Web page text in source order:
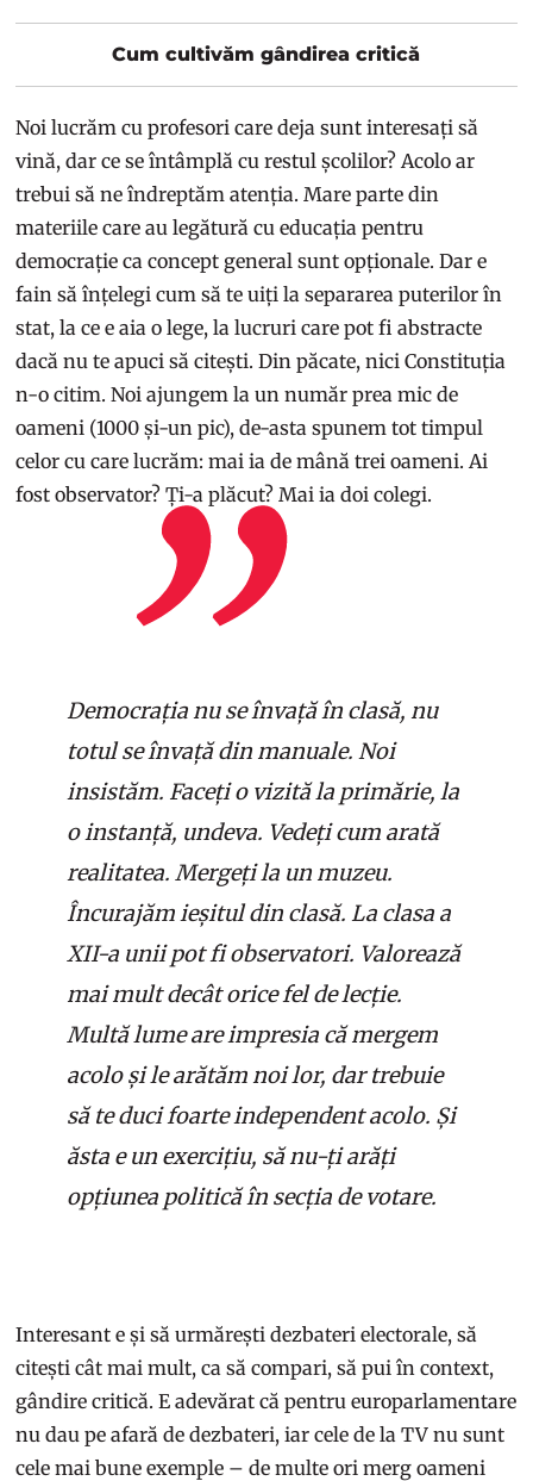
Cum cultivăm gândirea critică
Noi lucrăm cu profesori care deja sunt interesați să
vină, dar ce se întâmplă cu restul școlilor? Acolo ar
trebui să ne îndreptăm atenția. Mare parte din
materiile care au legătură cu educația pentru
democrație ca concept general sunt opționale. Dar e
fain să înțelegi cum să te uiți la separarea puterilor în
stat, la ce e aia o lege, la lucruri care pot fi abstracte
dacă nu te apuci să citești. Din păcate, nici Constituția
n-o citim. Noi ajungem la un număr prea mic de
oameni (1000 și-un pic), de-asta spunem tot timpul
celor cu care lucrăm: mai ia de mână trei oameni. Ai
fost observator? Ți-a plăcut? Mai ia doi colegi.
Democrația nu se învață în clasă, nu
totul se învață din manuale. Noi
insistăm. Faceți o vizită la primărie, la
o instanță, undeva. Vedeți cum arată
realitatea. Mergeți la un muzeu.
Încurajăm ieșitul din clasă. La clasa a
XII-a unii pot fi observatori. Valorează
mai mult decât orice fel de lecție.
Multă lume are impresia că mergem
acolo și le arătăm noi lor, dar trebuie
să te duci foarte independent acolo. Și
ăsta e un exercițiu, să nu-ți arăți
opțiunea politică în secția de votare.
Interesant e și să urmărești dezbateri electorale, să
citești cât mai mult, ca să compari, să pui în context,
gândire critică. E adevărat că pentru europarlamentare
nu dau pe afară de dezbateri, iar cele de la TV nu sunt
cele mai bune exemple – de multe ori merg oameni